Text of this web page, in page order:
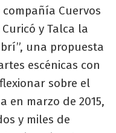
Cuervos
y Talca la
una propuesta
escénicas con
sobre el
en marzo de 2015,
y miles de